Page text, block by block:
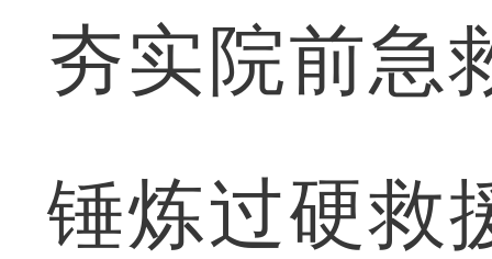
夯实院前急
锤炼过硬救